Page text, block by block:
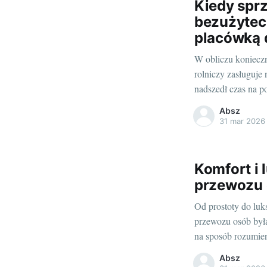
Kiedy
placówką
W obliczu
rolniczy zasługuje
nadszedł czas na
Zazwyczaj jest to
niezawodnej
Absz
31 mar 2026
Komfort i
przewozu
Od prostoty do
przewozu osób
na sposób
publicznego, jak
Absz